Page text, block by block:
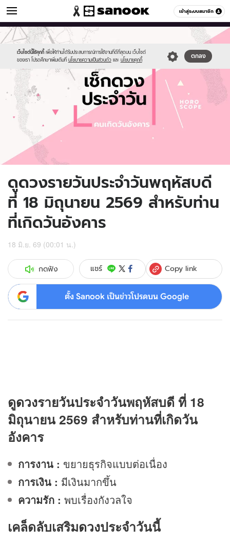
เข้าสู่ระบบสมาชิก
ดูดวง หมวดอื่นๆ
เว็บไซต์นี้ใช้คุกกี้ เพื่อให้ท่านได้รับประสบการณ์การใช้งานที่ดีที่สุดบน เว็บไซต์
ของเรา โปรดศึกษาเพิ่มเติมที่ นโยบายความเป็นส่วนตัว และ นโยบายคุกกี้
ตกลง
Sanook
//s.isanook.com/sr/0/images/logo-
new-
sanook.png
600
60
//s.isanook.com/ho/0/ud/fxd/day/daily-
horoscope-
tuesday.jpg
ดูดวงรายวันประจำวันพฤหัสบดี
ที่ 18 มิถุนายน 2569 สำหรับท่าน
ที่เกิดวันอังคาร
18 มิ.ย. 69 (00:01 น.)
กดฟัง แชร์ Copy link
ตั้ง Sanook เป็นข่าวโปรดบน Google
ดูดวงรายวันประจำวันพฤหัสบดี ที่ 18
มิถุนายน 2569 สำหรับท่านที่เกิดวัน
อังคาร
การงาน : ขยายธุรกิจแบบต่อเนื่อง
การเงิน : มีเงินมากขึ้น
ความรัก : พบเรื่องกังวลใจ
เคล็ดลับเสริมดวงประจำวันนี้